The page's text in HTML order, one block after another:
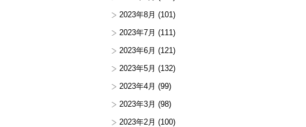
2023年8月 (101)
2023年7月 (111)
2023年6月 (121)
2023年5月 (132)
2023年4月 (99)
2023年3月 (98)
2023年2月 (100)